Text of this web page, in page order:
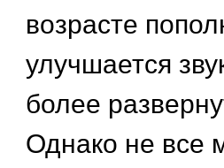
возрасте
улучшается
более
Однако не все